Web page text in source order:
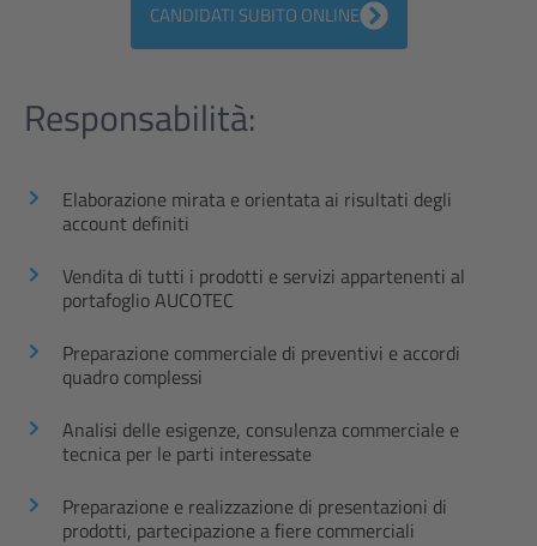
CANDIDATI SUBITO ONLINE
Responsabilità:
Elaborazione mirata e orientata ai risultati degli
account definiti
Vendita di tutti i prodotti e servizi appartenenti al
portafoglio AUCOTEC
Preparazione commerciale di preventivi e accordi
quadro complessi
Analisi delle esigenze, consulenza commerciale e
tecnica per le parti interessate
Preparazione e realizzazione di presentazioni di
prodotti, partecipazione a fiere commerciali